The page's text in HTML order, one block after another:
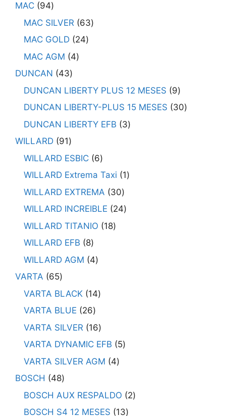
MAC 94
MAC SILVER
63
MAC GOLD 24
MAC AGM
4
DUNCAN
43
DUNCAN LIBERTY PLUS 12 MESES
9
DUNCAN LIBERTY-PLUS 15 MESES
30
DUNCAN LIBERTY EFB
3
WILLARD 91
WILLARD ESBIC 6
WILLARD Extrema Taxi
1
WILLARD EXTREMA
30
WILLARD INCREIBLE
24
WILLARD TITANIO
18
WILLARD EFB
8
WILLARD AGM
4
VARTA
65
VARTA BLACK 14
VARTA BLUE
26
VARTA SILVER
16
VARTA DYNAMIC EFB
5
VARTA SILVER AGM
4
BOSCH
48
BOSCH AUX RESPALDO
2
BOSCH S4 12 MESES
13